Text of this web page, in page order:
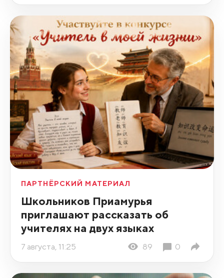
ПАРТНЁРСКИЙ МАТЕРИАЛ
Школьников Приамурья
приглашают рассказать об
учителях на двух языках
7 августа, 11:25 89 0